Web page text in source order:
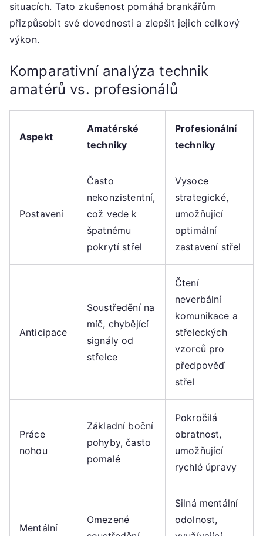
situacích. Tato zkušenost pomáhá brankářům
přizpůsobit své dovednosti a zlepšit jejich celkový
výkon.
Komparativní analýza technik
amatérů vs. profesionálů
Aspekt
Amatérské
techniky
Profesionální
techniky
Postavení
Často
nekonzistentní,
což vede k
špatnému
pokrytí střel
Vysoce
strategické,
umožňující
optimální
zastavení střel
Anticipace
Soustředění na
míč, chybějící
signály od
střelce
Čtení
neverbální
komunikace a
střeleckých
vzorců pro
předpověď
střel
Práce
nohou
Základní boční
pohyby, často
pomalé
Pokročilá
obratnost,
umožňující
rychlé úpravy
Mentální
Omezené
Silná mentální
odolnost,